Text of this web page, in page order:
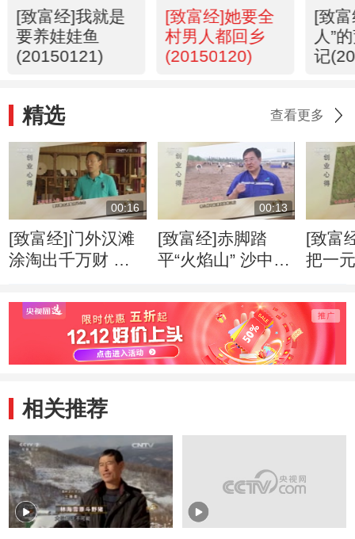
[致富经]我就是
要养娃娃鱼
(20150121)
[致富经]她要全
村男人都回乡
(20150120)
[致
人”
记
精选 查看更多
00:16
[致富经]门外汉滩
涂淘出千万财 创
00:13
[致富经]赤脚踏
平“火焰山” 沙中掘
得
[致富
把一
相关推荐